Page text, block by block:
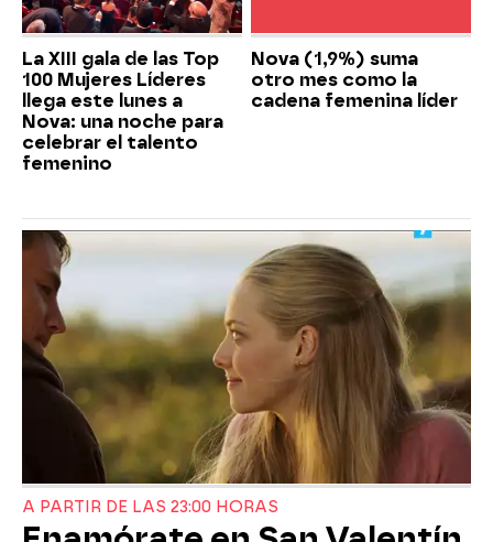
La XIII gala de las Top
100 Mujeres Líderes
llega este lunes a
Nova: una noche para
celebrar el talento
femenino
Nova (1,9%) suma
otro mes como la
cadena femenina líder
A PARTIR DE LAS 23:00 HORAS